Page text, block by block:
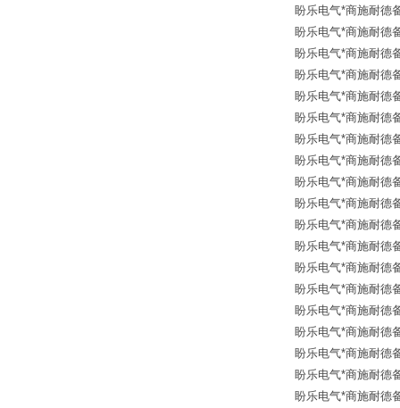
盼乐电气*商施耐德
盼乐电气*商施耐德
盼乐电气*商施耐德
盼乐电气*商施耐德
盼乐电气*商施耐德
盼乐电气*商施耐德
盼乐电气*商施耐德
盼乐电气*商施耐德
盼乐电气*商施耐德
盼乐电气*商施耐德
盼乐电气*商施耐德
盼乐电气*商施耐德
盼乐电气*商施耐德
盼乐电气*商施耐德
盼乐电气*商施耐德
盼乐电气*商施耐德
盼乐电气*商施耐德
盼乐电气*商施耐德
盼乐电气*商施耐德